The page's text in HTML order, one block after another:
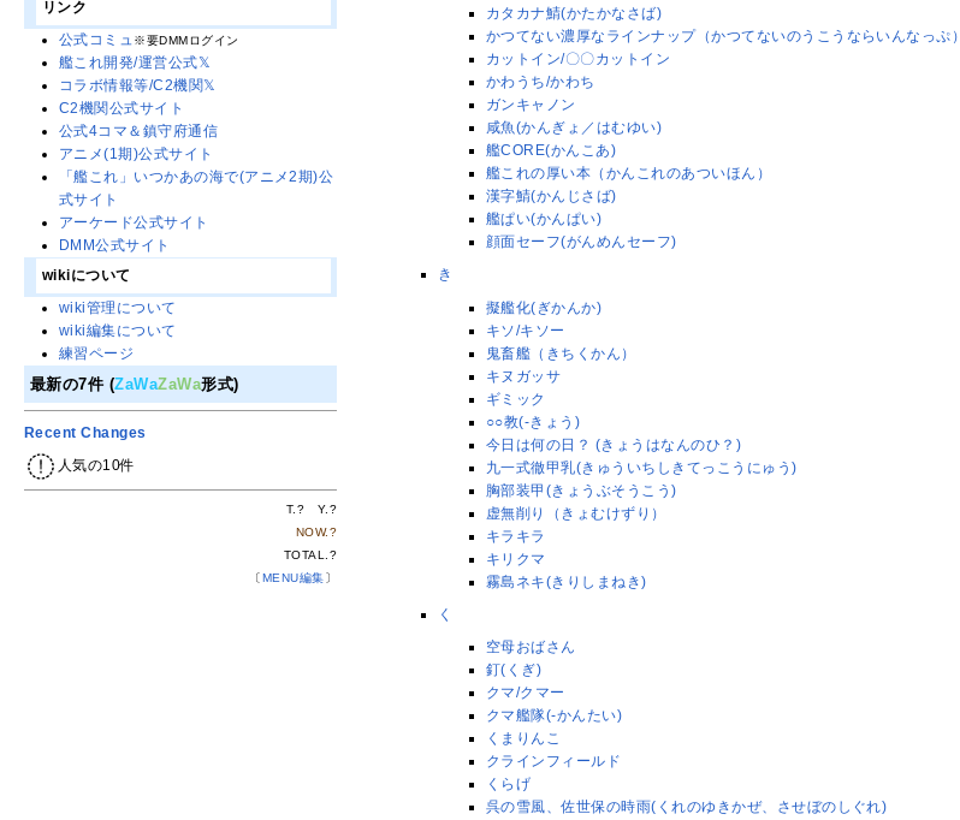
カタカナ鯖(かたかなさば)
かつてない濃厚なラインナップ（かつてないのうこうならいんなっぷ）
カットイン/〇〇カットイン
かわうち/かわち
ガンキャノン
咸魚(かんぎょ／はむゆい)
艦CORE(かんこあ)
艦これの厚い本（かんこれのあついほん）
漢字鯖(かんじさば)
艦ぱい(かんぱい)
顔面セーフ(がんめんセーフ)
き
擬艦化(ぎかんか)
キソ/キソー
鬼畜艦（きちくかん）
キヌガッサ
ギミック
○○教(-きょう)
今日は何の日？ (きょうはなんのひ？)
九一式徹甲乳(きゅういちしきてっこうにゅう)
胸部装甲(きょうぶそうこう)
虚無削り（きょむけずり）
キラキラ
キリクマ
霧島ネキ(きりしまねき)
く
空母おばさん
釘(くぎ)
クマ/クマー
クマ艦隊(-かんたい)
くまりんこ
クラインフィールド
くらげ
呉の雪風、佐世保の時雨(くれのゆきかぜ、させぼのしぐれ)
リンク
公式コミュ※要DMMログイン
艦これ開発/運営公式𝕏
コラボ情報等/C2機関𝕏
C2機関公式サイト
公式4コマ＆鎮守府通信
アニメ(1期)公式サイト
「艦これ」いつかあの海で(アニメ2期)公
式サイト
アーケード公式サイト
DMM公式サイト
wikiについて
wiki管理について
wiki編集について
練習ページ
最新の7件 (ZaWaZaWa形式)
Recent Changes
人気の10件
T.? Y.?
NOW.?
TOTAL.?
〔 MENU編集 〕